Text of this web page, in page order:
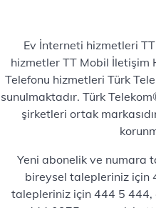
Ev İnterneti hizmetleri
hizmetler TT Mobil İletişim
Telefonu hizmetleri Türk
sunulmaktadır. Türk
şirketleri ortak
Yeni abonelik ve numara
bireysel talepleriniz için
talepleriniz için 444 5